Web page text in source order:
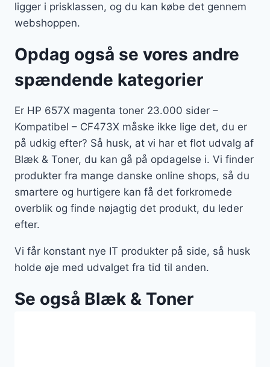
ligger i prisklassen, og du kan købe det gennem
webshoppen.
Opdag også se vores andre
spændende kategorier
Er HP 657X magenta toner 23.000 sider –
Kompatibel – CF473X måske ikke lige det, du er
på udkig efter? Så husk, at vi har et flot udvalg af
Blæk & Toner, du kan gå på opdagelse i. Vi finder
produkter fra mange danske online shops, så du
smartere og hurtigere kan få det forkromede
overblik og finde nøjagtig det produkt, du leder
efter.
Vi får konstant nye IT produkter på side, så husk
holde øje med udvalget fra tid til anden.
Se også Blæk & Toner